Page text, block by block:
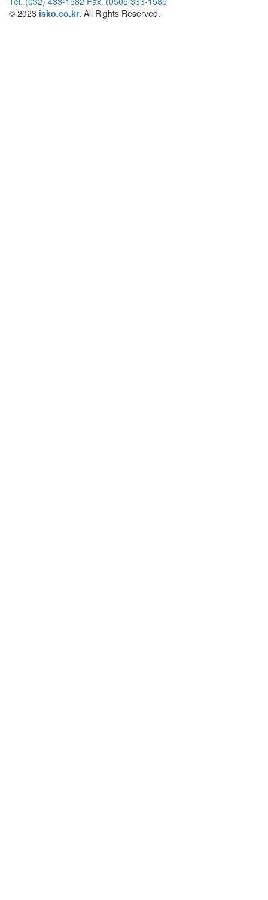
© 2023 isko.co.kr. All Rights Reserved.